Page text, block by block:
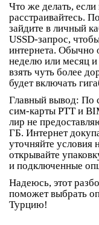
Что же делать,
расстраивайтесь.
зайдите в личный
USSD-запрос,
интернета. Обычно
неделю или месяц и
взять чуть более
будет включать
Главный вывод: По
сим-карты PTT и
лир не
ГБ. Интернет
уточняйте условия
открывайте
и подключенные
Надеюсь, этот
поможет выбрать
Турцию!